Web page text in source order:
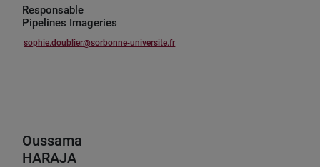
Responsable
Pipelines Imageries
sophie.doublier@sorbonne-universite.fr
Oussama
HARAJA